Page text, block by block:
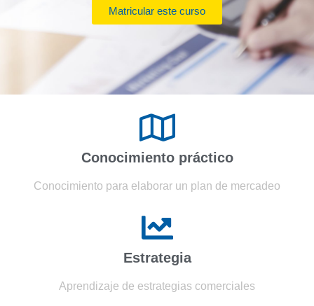
Matricular este curso
Conocimiento práctico
Conocimiento para elaborar un plan de mercadeo
Estrategia
Aprendizaje de estrategias comerciales